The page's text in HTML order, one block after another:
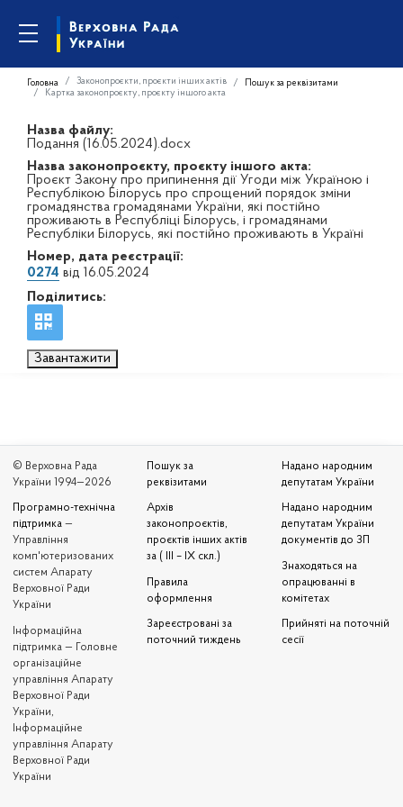
Головна Законопроєкти, проєкти інших актів
Пошук за реквізитами
Картка законопроєкту, проєкту іншого акта
Назва файлу:
Подання (16.05.2024).docx
Назва законопроєкту, проєкту іншого акта:
Проєкт Закону про припинення дії Угоди між Україною і
Республікою Білорусь про спрощений порядок зміни
громадянства громадянами України, які постійно
проживають в Республіці Білорусь, і громадянами
Республіки Білорусь, які постійно проживають в Україні
Номер, дата реєстрації:
0274 від 16.05.2024
Поділитись:
Завантажити
© Верховна Рада
України 1994—2026
Програмно-технічна
підтримка —
Управління
комп'ютеризованих
систем Апарату
Верховної Ради
України
Iнформаційна
підтримка — Головне
організаційне
управління Апарату
Верховної Ради
України,
Інформаційне
управління Апарату
Верховної Ради
України
Пошук за
реквізитами
Архів
законопроєктів,
проєктів інших актів
за ( III – IX скл.)
Правила
оформлення
Зареєстровані за
поточний тиждень
Надано народним
депутатам України
Надано народним
депутатам України
документів до ЗП
Знаходяться на
опрацюванні в
комітетах
Прийняті на поточній
сесії